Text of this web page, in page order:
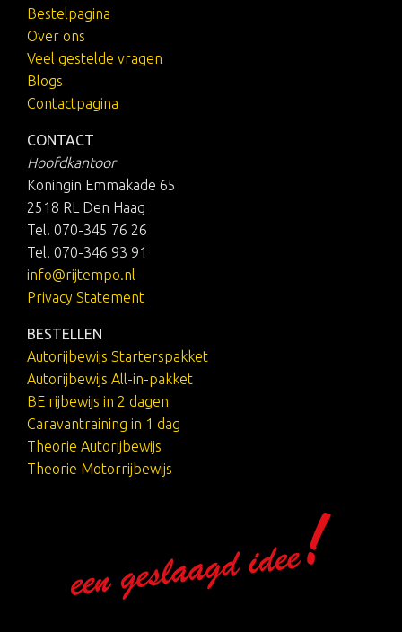
Bestelpagina
Over ons
Veel gestelde vragen
Blogs
Contactpagina
CONTACT
Hoofdkantoor
Koningin Emmakade 65
2518 RL Den Haag
Tel. 070-345 76 26
Tel. 070-346 93 91
info@rijtempo.nl
Privacy Statement
BESTELLEN
Autorijbewijs Starterspakket
Autorijbewijs All-in-pakket
BE rijbewijs in 2 dagen
Caravantraining in 1 dag
Theorie Autorijbewijs
Theorie Motorrijbewijs